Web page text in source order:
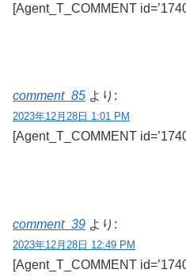
[Agent_T_COMMENT
comment_85 より:
2023年12月28日 1:01 PM
[Agent_T_COMMENT
comment_39 より:
2023年12月28日 12:49 PM
[Agent_T_COMMENT